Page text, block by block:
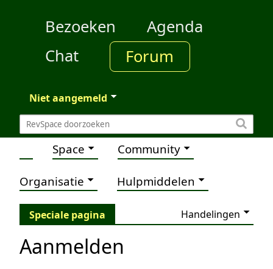
Bezoeken
Agenda
Chat
Forum
Niet aangemeld
Space Community
Organisatie Hulpmiddelen
Speciale pagina Handelingen
Aanmelden